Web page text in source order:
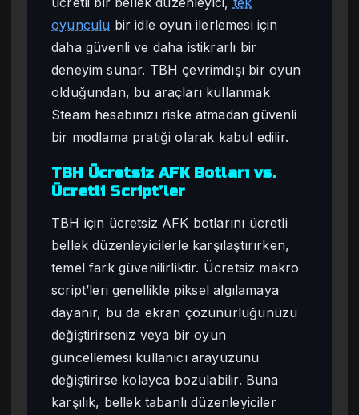
oyunculu bir idle oyun ilerlemesi için
daha güvenli ve daha istikrarlı bir
deneyim sunar. TBH çevrimdışı bir oyun
olduğundan, bu araçları kullanmak
Steam hesabınızı riske atmadan güvenli
bir modlama pratiği olarak kabul edilir.
TBH Ücretsiz AFK Botları vs.
Ücretli Script’ler
TBH için ücretsiz AFK botlarını ücretli
bellek düzenleyicilerle karşılaştırırken,
temel fark güvenilirliktir. Ücretsiz makro
script’leri genellikle piksel algılamaya
dayanır, bu da ekran çözünürlüğünüzü
değiştirirseniz veya bir oyun
güncellemesi kullanıcı arayüzünü
değiştirirse kolayca bozulabilir. Buna
karşılık, bellek tabanlı düzenleyiciler